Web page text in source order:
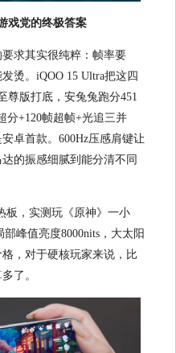
戏党的终极答案
求其实很纯粹：帧率要
烫。iQOO 15 Ultra把这四
尊版打底，安兔兔跑分451
分+120帧超帧+光追三并
卓首款。600Hz压感肩键让
的振感细腻到能分清不同
板，实测玩《原神》一小
峰值亮度8000nits，大太阳
，对于硬核玩家来说，比
了。